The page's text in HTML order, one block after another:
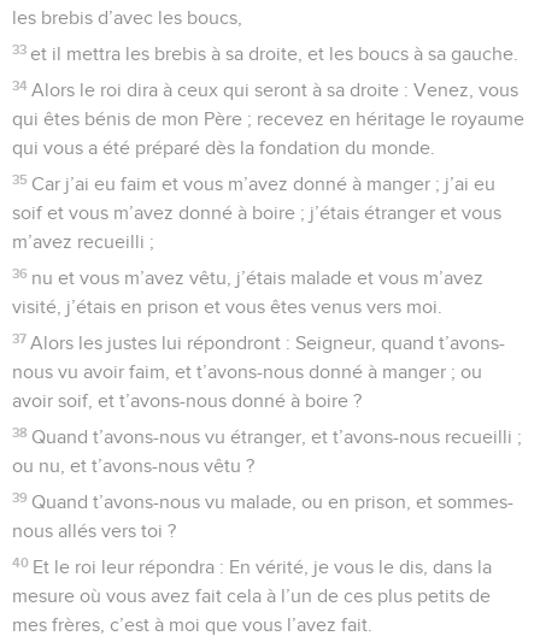
les brebis d’avec les boucs,
33 et il mettra les brebis à sa droite, et les boucs à sa gauche.
34 Alors le roi dira à ceux qui seront à sa droite : Venez, vous
qui êtes bénis de mon Père ; recevez en héritage le royaume
qui vous a été préparé dès la fondation du monde.
35 Car j’ai eu faim et vous m’avez donné à manger ; j’ai eu
soif et vous m’avez donné à boire ; j’étais étranger et vous
m’avez recueilli ;
36 nu et vous m’avez vêtu, j’étais malade et vous m’avez
visité, j’étais en prison et vous êtes venus vers moi.
37 Alors les justes lui répondront : Seigneur, quand t’avons-
nous vu avoir faim, et t’avons-nous donné à manger ; ou
avoir soif, et t’avons-nous donné à boire ?
38 Quand t’avons-nous vu étranger, et t’avons-nous recueilli ;
ou nu, et t’avons-nous vêtu ?
39 Quand t’avons-nous vu malade, ou en prison, et sommes-
nous allés vers toi ?
40 Et le roi leur répondra : En vérité, je vous le dis, dans la
mesure où vous avez fait cela à l’un de ces plus petits de
mes frères, c’est à moi que vous l’avez fait.